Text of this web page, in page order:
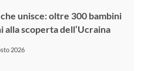
che unisce: oltre 300 bambini
alla scoperta dell’Ucraina
2026